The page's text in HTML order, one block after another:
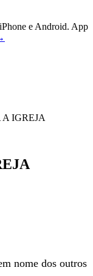
e Android. App
IGREJA
nome dos outros